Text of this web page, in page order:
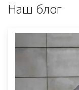
Наш блог